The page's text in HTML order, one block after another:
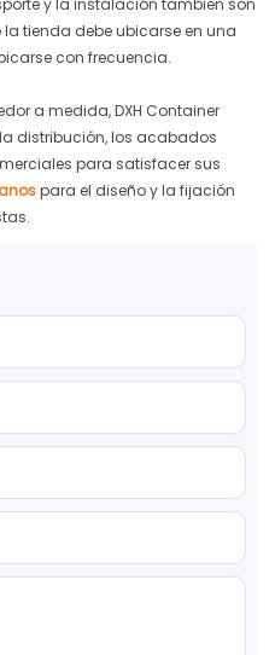
y la instalación también son
tienda debe ubicarse en una
con frecuencia.
a medida, DXH Container
distribución, los acabados
para satisfacer sus
para el diseño y la fijación